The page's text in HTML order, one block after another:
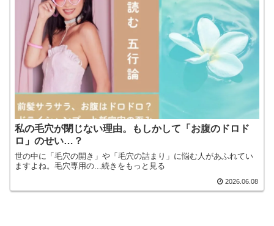
私の毛穴が閉じない理由。もしかして「お腹のドロド
ロ」のせい…？
世の中に「毛穴の開き」や「毛穴の詰まり」に悩む人があふれてい
ますよね。毛穴専用の...続きをもっと見る
2026.06.08